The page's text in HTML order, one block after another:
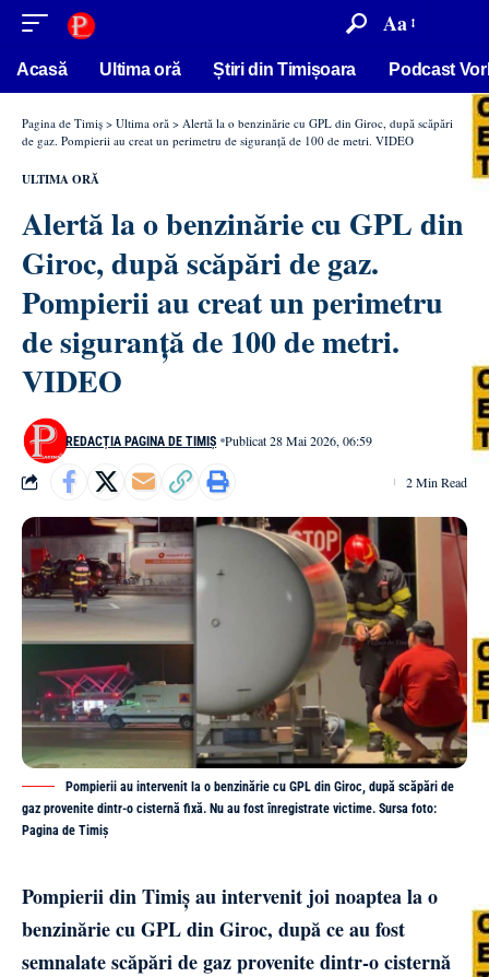
conținut Aa
Acasă Ultima oră Știri din Timișoara Podcast
Pagina de Timiș > Ultima oră > Alertă la o benzinărie cu GPL din Giroc, după scăpări
de gaz. Pompierii au creat un perimetru de siguranță de 100 de metri. VIDEO
ULTIMA ORĂ
Alertă la o benzinărie cu GPL din
Giroc, după scăpări de gaz.
Pompierii au creat un perimetru
de siguranță de 100 de metri.
VIDEO
REDACȚIA PAGINA DE TIMIȘ Publicat 28 Mai 2026, 06:59
2 Min Read
Pompierii au intervenit la o benzinărie cu GPL din Giroc, după scăpări de
gaz provenite dintr-o cisternă fixă. Nu au fost înregistrate victime. Sursa foto:
Pagina de Timiș
Pompierii din Timiș au intervenit joi noaptea la o
benzinărie cu GPL din Giroc, după ce au fost
semnalate scăpări de gaz provenite dintr-o cisternă